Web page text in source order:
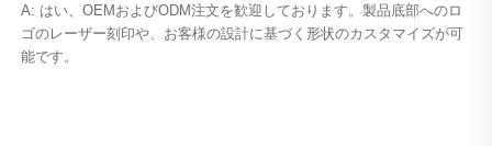
A: はい、OEMおよびODM注文を歓迎しております。製品底部へのロ
ゴのレーザー刻印や、お客様の設計に基づく形状のカスタマイズが可
能です。